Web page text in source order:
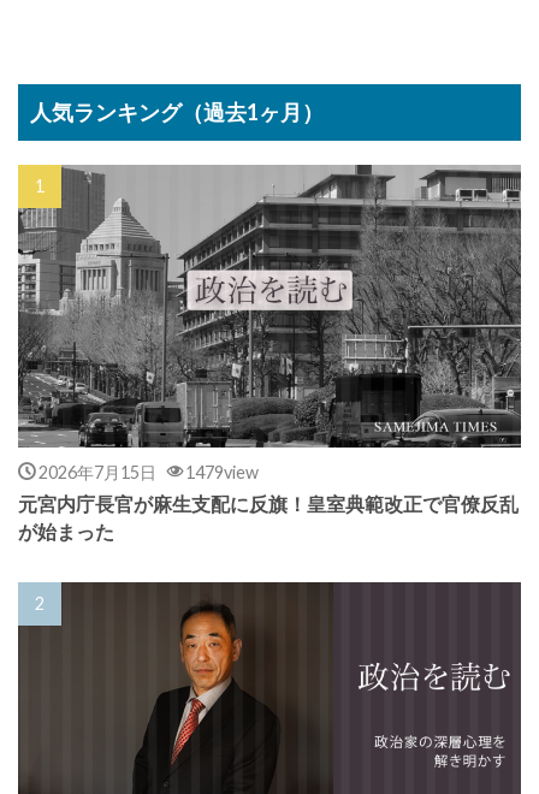
人気ランキング（過去1ヶ月）
2026年7月15日 1479view
元宮内庁長官が麻生支配に反旗！皇室典範改正で官僚反乱
が始まった